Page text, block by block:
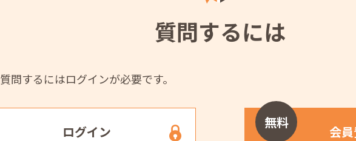
質問するには
質問するにはログインが必要です。
ログイン
無料
会